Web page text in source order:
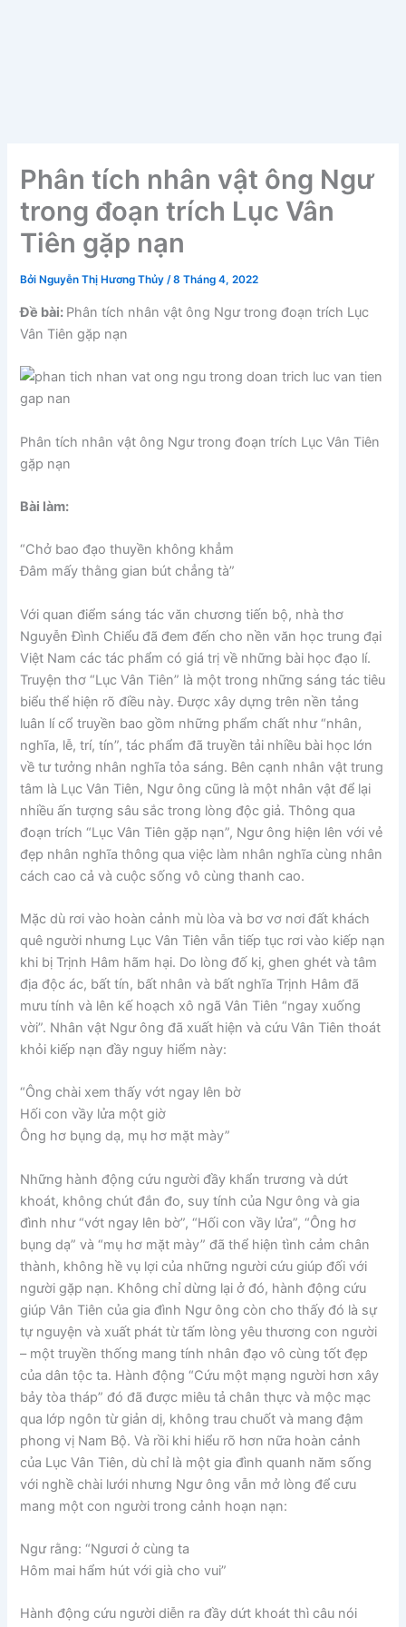
Phân tích nhân vật ông Ngư
trong đoạn trích Lục Vân
Tiên gặp nạn
Bởi Nguyễn Thị Hương Thủy/8 Tháng 4, 2022
Đề bài: Phân tích nhân vật ông Ngư trong đoạn trích Lục
Vân Tiên gặp nạn
Phân tích nhân vật ông Ngư trong đoạn trích Lục Vân Tiên
gặp nạn
Bài làm:
“Chở bao đạo thuyền không khẳm
Đâm mấy thằng gian bút chẳng tà”
Với quan điểm sáng tác văn chương tiến bộ, nhà thơ
Nguyễn Đình Chiểu đã đem đến cho nền văn học trung đại
Việt Nam các tác phẩm có giá trị về những bài học đạo lí.
Truyện thơ “Lục Vân Tiên” là một trong những sáng tác tiêu
biểu thể hiện rõ điều này. Được xây dựng trên nền tảng
luân lí cổ truyền bao gồm những phẩm chất như “nhân,
nghĩa, lễ, trí, tín”, tác phẩm đã truyền tải nhiều bài học lớn
về tư tưởng nhân nghĩa tỏa sáng. Bên cạnh nhân vật trung
tâm là Lục Vân Tiên, Ngư ông cũng là một nhân vật để lại
nhiều ấn tượng sâu sắc trong lòng độc giả. Thông qua
đoạn trích “Lục Vân Tiên gặp nạn”, Ngư ông hiện lên với vẻ
đẹp nhân nghĩa thông qua việc làm nhân nghĩa cùng nhân
cách cao cả và cuộc sống vô cùng thanh cao.
Mặc dù rơi vào hoàn cảnh mù lòa và bơ vơ nơi đất khách
quê người nhưng Lục Vân Tiên vẫn tiếp tục rơi vào kiếp nạn
khi bị Trịnh Hâm hãm hại. Do lòng đố kị, ghen ghét và tâm
địa độc ác, bất tín, bất nhân và bất nghĩa Trịnh Hâm đã
mưu tính và lên kế hoạch xô ngã Vân Tiên “ngay xuống
vời”. Nhân vật Ngư ông đã xuất hiện và cứu Vân Tiên thoát
khỏi kiếp nạn đầy nguy hiểm này:
“Ông chài xem thấy vớt ngay lên bờ
Hối con vầy lửa một giờ
Ông hơ bụng dạ, mụ hơ mặt mày”
Những hành động cứu người đầy khẩn trương và dứt
khoát, không chút đắn đo, suy tính của Ngư ông và gia
đình như “vớt ngay lên bờ”, “Hối con vầy lửa”, “Ông hơ
bụng dạ” và “mụ hơ mặt mày” đã thể hiện tình cảm chân
thành, không hề vụ lợi của những người cứu giúp đối với
người gặp nạn. Không chỉ dừng lại ở đó, hành động cứu
giúp Vân Tiên của gia đình Ngư ông còn cho thấy đó là sự
tự nguyện và xuất phát từ tấm lòng yêu thương con người
– một truyền thống mang tính nhân đạo vô cùng tốt đẹp
của dân tộc ta. Hành động “Cứu một mạng người hơn xây
bảy tòa tháp” đó đã được miêu tả chân thực và mộc mạc
qua lớp ngôn từ giản dị, không trau chuốt và mang đậm
phong vị Nam Bộ. Và rồi khi hiểu rõ hơn nữa hoàn cảnh
của Lục Vân Tiên, dù chỉ là một gia đình quanh năm sống
với nghề chài lưới nhưng Ngư ông vẫn mở lòng để cưu
mang một con người trong cảnh hoạn nạn:
Ngư rằng: “Ngươi ở cùng ta
Hôm mai hẩm hút với già cho vui”
Hành động cứu người diễn ra đầy dứt khoát thì câu nói